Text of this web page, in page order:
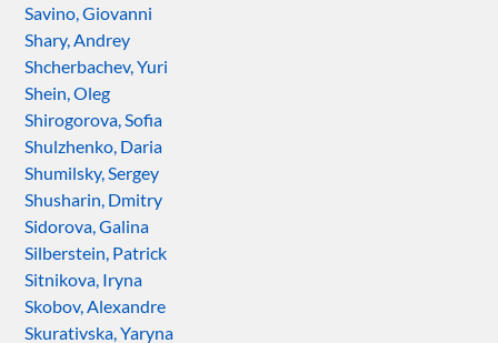
Savino, Giovanni
Shary, Andrey
Shcherbachev, Yuri
Shein, Oleg
Shirogorova, Sofia
Shulzhenko, Daria
Shumilsky, Sergey
Shusharin, Dmitry
Sidorova, Galina
Silberstein, Patrick
Sitnikova, Iryna
Skobov, Alexandre
Skurativska, Yaryna